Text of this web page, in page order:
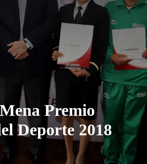
Premio
Deporte 2018